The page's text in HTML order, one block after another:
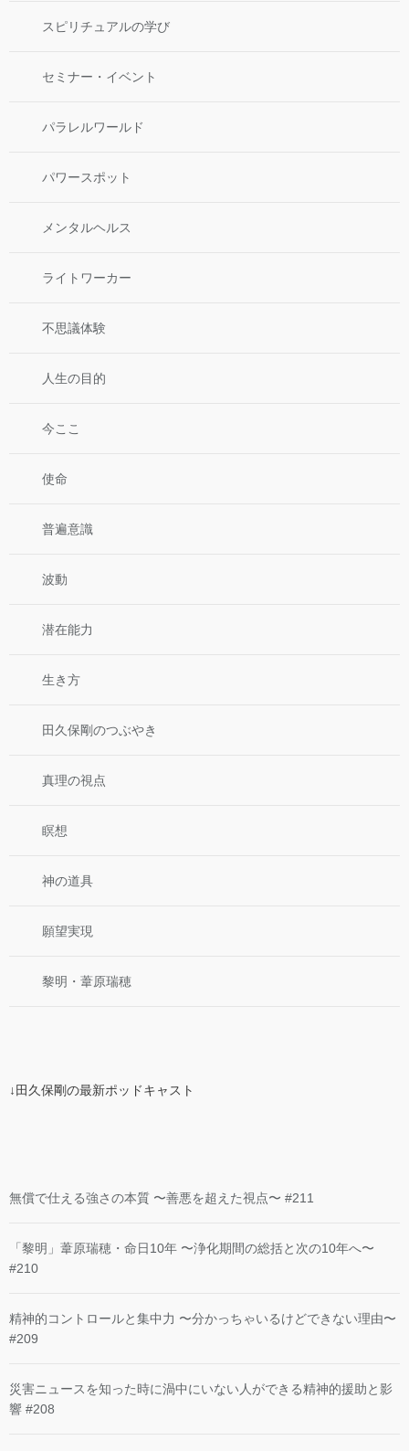
スピリチュアルの学び
セミナー・イベント
パラレルワールド
パワースポット
メンタルヘルス
ライトワーカー
不思議体験
人生の目的
今ここ
使命
普遍意識
波動
潜在能力
生き方
田久保剛のつぶやき
真理の視点
瞑想
神の道具
願望実現
黎明・葦原瑞穂
↓田久保剛の最新ポッドキャスト
無償で仕える強さの本質 〜善悪を超えた視点〜 #211
「黎明」葦原瑞穂・命日10年 〜浄化期間の総括と次の10年へ〜
#210
精神的コントロールと集中力 〜分かっちゃいるけどできない理由〜
#209
災害ニュースを知った時に渦中にいない人ができる精神的援助と影
響 #208